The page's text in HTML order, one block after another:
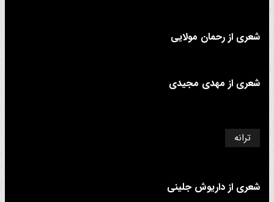
شعری از رحمان مولایی
شعری از مهدی مجیدی
ترانه
شعری از داریوش جلینی